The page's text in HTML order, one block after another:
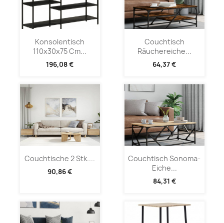
Konsolentisch
110x30x75 Cm...
196,08 €
Couchtisch
Räuchereiche...
64,37 €
Couchtische 2 Stk....
90,86 €
Couchtisch Sonoma-
Eiche...
84,31 €